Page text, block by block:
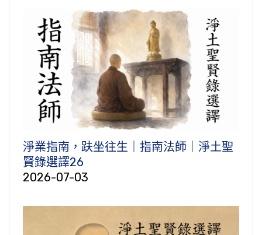
淨業指南，趺坐往生｜指南法師｜淨土聖
賢錄選譯26
2026-07-03